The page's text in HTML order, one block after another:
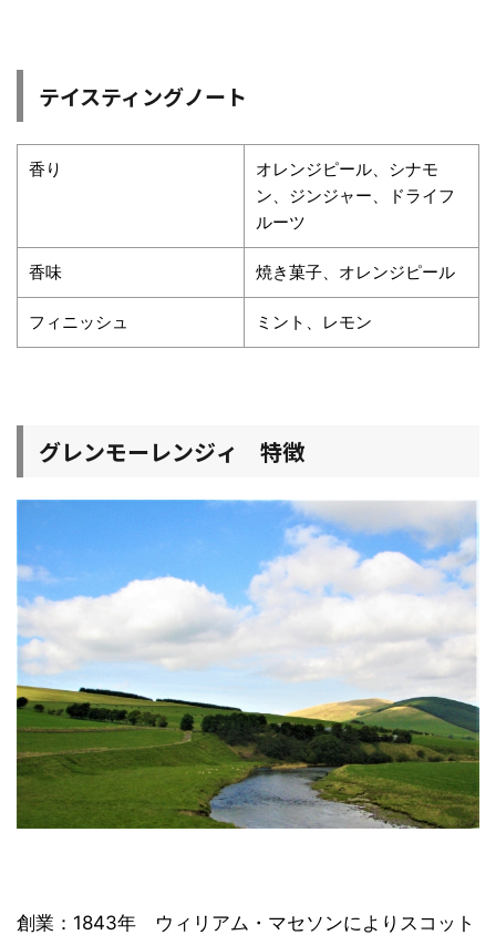
テイスティングノート
香り
オレンジピール、シナモ
ン、ジンジャー、ドライフ
ルーツ
香味 焼き菓子、オレンジピール
フィニッシュ ミント、レモン
グレンモーレンジィ 特徴
創業：1843年 ウィリアム・マセソンによりスコット